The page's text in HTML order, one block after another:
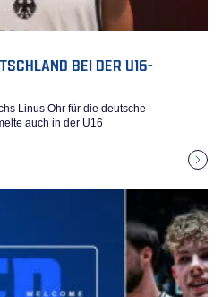
BEI DER U16-
Linus Ohr für die deutsche
auch in der U16